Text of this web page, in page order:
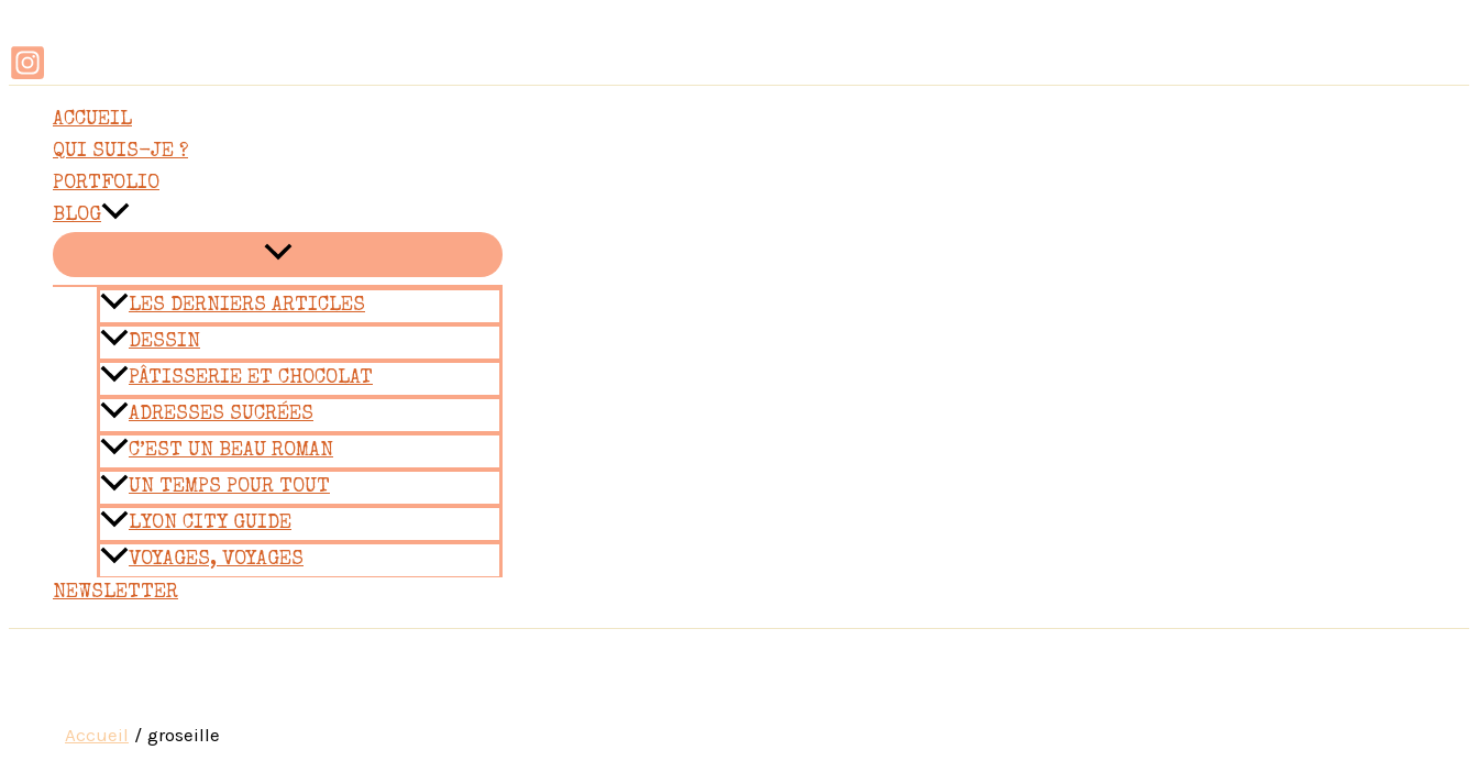
au
contenu
ACCUEIL
QUI SUIS-JE ?
PORTFOLIO
BLOG
LES DERNIERS ARTICLES
DESSIN
PÂTISSERIE ET CHOCOLAT
ADRESSES SUCRÉES
C’EST UN BEAU ROMAN
UN TEMPS POUR TOUT
LYON CITY GUIDE
VOYAGES, VOYAGES
NEWSLETTER
Accueil groseille